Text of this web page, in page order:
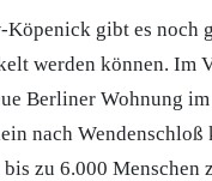
Köpenick gibt es noch
werden können. Im
Berliner Wohnung
nach Wendenschloß
bis zu 6.000 Menschen